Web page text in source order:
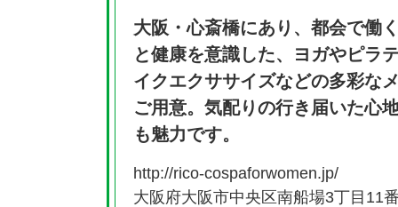
大阪・心斎橋にあり、都会で働
と健康を意識した、ヨガやピラ
イクエクササイズなどの多彩な
ご用意。気配りの行き届いた心
も魅力です。
http://rico-cospaforwomen.jp/
大阪府大阪市中央区南船場3丁目11